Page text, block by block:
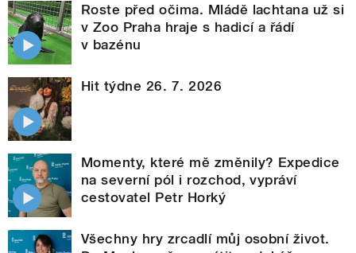
Roste před očima. Mládě lachtana už si
v Zoo Praha hraje s hadicí a řádí
v bazénu
Hit týdne 26. 7. 2026
Momenty, které mě změnily? Expedice
na severní pól i rozchod, vypráví
cestovatel Petr Horký
Všechny hry zrcadlí můj osobní život.